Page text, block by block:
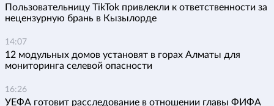
Пользовательницу TikTok привлекли к ответственности за
нецензурную брань в Кызылорде
14:07
12 модульных домов установят в горах Алматы для
мониторинга селевой опасности
16:26
УЕФА готовит расследование в отношении главы ФИФА